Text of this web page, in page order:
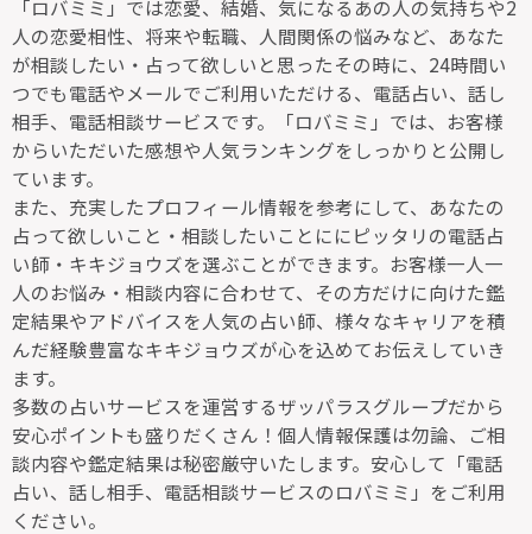
「ロバミミ」では恋愛、結婚、気になるあの人の気持ちや2
人の恋愛相性、将来や転職、人間関係の悩みなど、あなた
が相談したい・占って欲しいと思ったその時に、24時間い
つでも電話やメールでご利用いただける、電話占い、話し
相手、電話相談サービスです。「ロバミミ」では、お客様
からいただいた感想や人気ランキングをしっかりと公開し
ています。
また、充実したプロフィール情報を参考にして、あなたの
占って欲しいこと・相談したいことににピッタリの電話占
い師・キキジョウズを選ぶことができます。お客様一人一
人のお悩み・相談内容に合わせて、その方だけに向けた鑑
定結果やアドバイスを人気の占い師、様々なキャリアを積
んだ経験豊富なキキジョウズが心を込めてお伝えしていき
ます。
多数の占いサービスを運営するザッパラスグループだから
安心ポイントも盛りだくさん！個人情報保護は勿論、ご相
談内容や鑑定結果は秘密厳守いたします。安心して「電話
占い、話し相手、電話相談サービスのロバミミ」をご利用
ください。